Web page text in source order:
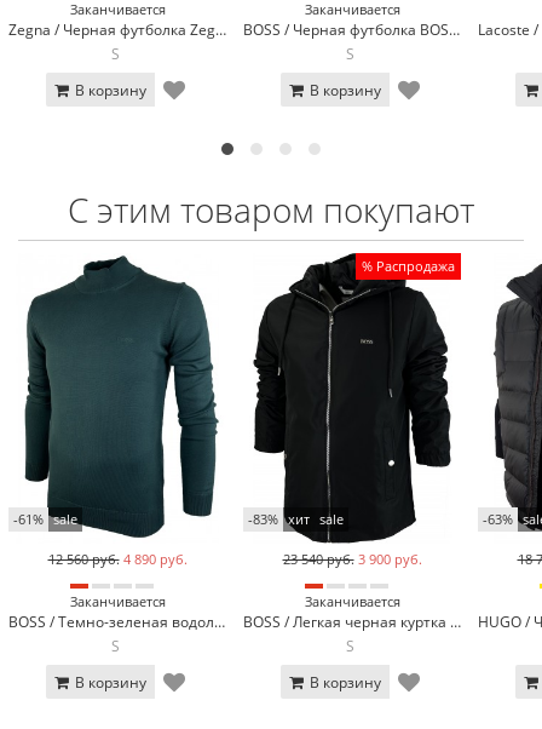
Заканчивается
Zegna / Черная футболка Zegna 3136-1
S
В корзину
Заканчивается
BOSS / Черная футболка BOSS 3056-1
S
В корзину
С этим товаром покупают
-61% sale
12 560 руб. 4 890 руб.
Заканчивается
BOSS / Темно-зеленая водолазка BOSS 1969-8
S
В корзину
% Распродажа
-83% хит sale
23 540 руб. 3 900 руб.
Заканчивается
BOSS / Легкая черная куртка Boss 7010-1*
S
В корзину
-63%
18